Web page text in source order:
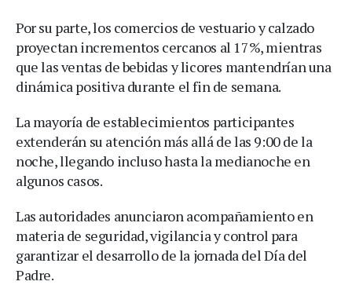
Por su parte, los comercios de vestuario y calzado
proyectan incrementos cercanos al 17%, mientras
que las ventas de bebidas y licores mantendrían una
dinámica positiva durante el fin de semana.
La mayoría de establecimientos participantes
extenderán su atención más allá de las 9:00 de la
noche, llegando incluso hasta la medianoche en
algunos casos.
Las autoridades anunciaron acompañamiento en
materia de seguridad, vigilancia y control para
garantizar el desarrollo de la jornada del Día del
Padre.